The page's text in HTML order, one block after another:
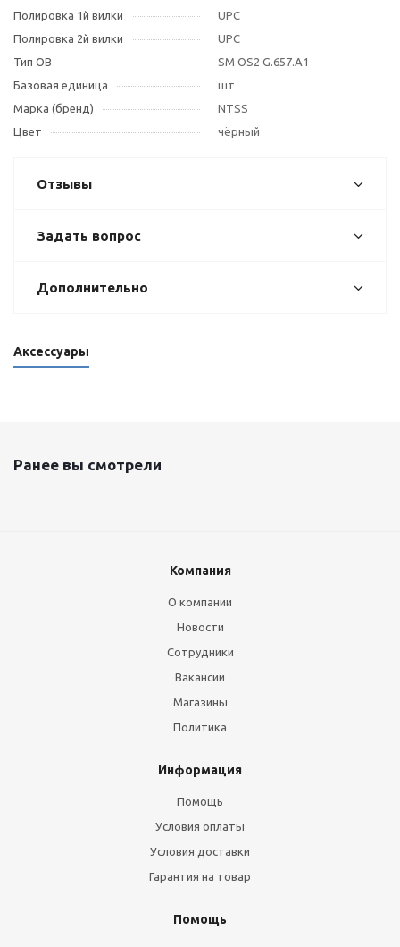
Полировка 1й вилки
UPC
Полировка 2й вилки
UPC
Тип OB
SM OS2 G.657.A1
Базовая единица
шт
Марка (бренд)
NTSS
Цвет
чёрный
Отзывы
Задать вопрос
Дополнительно
Аксессуары
Ранее вы смотрели
Компания
О компании
Новости
Сотрудники
Вакансии
Магазины
Политика
Информация
Помощь
Условия оплаты
Условия доставки
Гарантия на товар
Помощь